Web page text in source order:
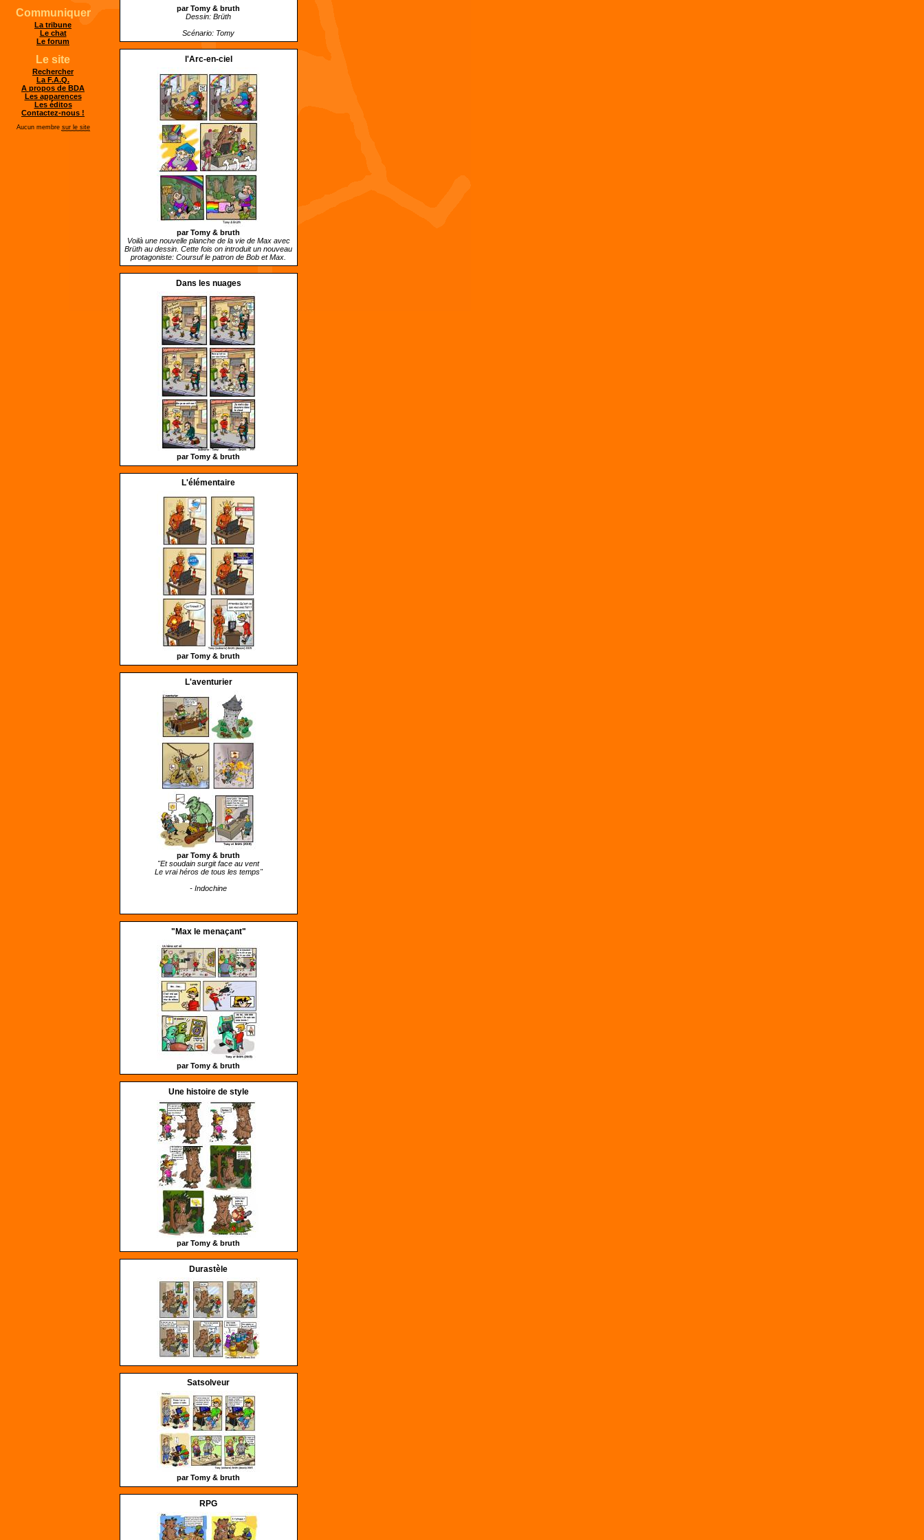
par Tomy &bruth
Dessin: Brüth
Scénario: Tomy
l'Arc-en-ciel
par Tomy &bruth
Voilà une nouvelle planche de la vie de Max avec
Brüth au dessin. Cette fois on introduit un nouveau
protagoniste: Coursuf le patron de Bob et Max.
Dans les nuages
par Tomy &bruth
L'élémentaire
par Tomy &bruth
L'aventurier
par Tomy & bruth
"Et soudain surgit face au vent
Le vrai héros de tous les temps"
- Indochine
"Max le menaçant"
par Tomy &bruth
Une histoire de style
par Tomy &bruth
Durastèle
Satsolveur
par Tomy &bruth
RPG
Communiquer
La tribune
Le chat
Le forum
Le site
Rechercher
La F.A.Q.
A propos de BDA
Les apparences
Les éditos
Contactez-nous !
Aucun membre sur le site